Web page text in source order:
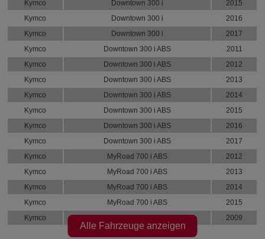
Kymco
Downtown 300 i
2015
Kymco
Downtown 300 i
2016
Kymco
Downtown 300 i
2017
Kymco
Downtown 300 i ABS
2011
Kymco
Downtown 300 i ABS
2012
Kymco
Downtown 300 i ABS
2013
Kymco
Downtown 300 i ABS
2014
Kymco
Downtown 300 i ABS
2015
Kymco
Downtown 300 i ABS
2016
Kymco
Downtown 300 i ABS
2017
Kymco
MyRoad 700 i ABS
2012
Kymco
MyRoad 700 i ABS
2013
Kymco
MyRoad 700 i ABS
2014
Kymco
MyRoad 700 i ABS
2015
Kymco
Super Dink 300 i 2009
Alle Fahrzeuge anzeigen